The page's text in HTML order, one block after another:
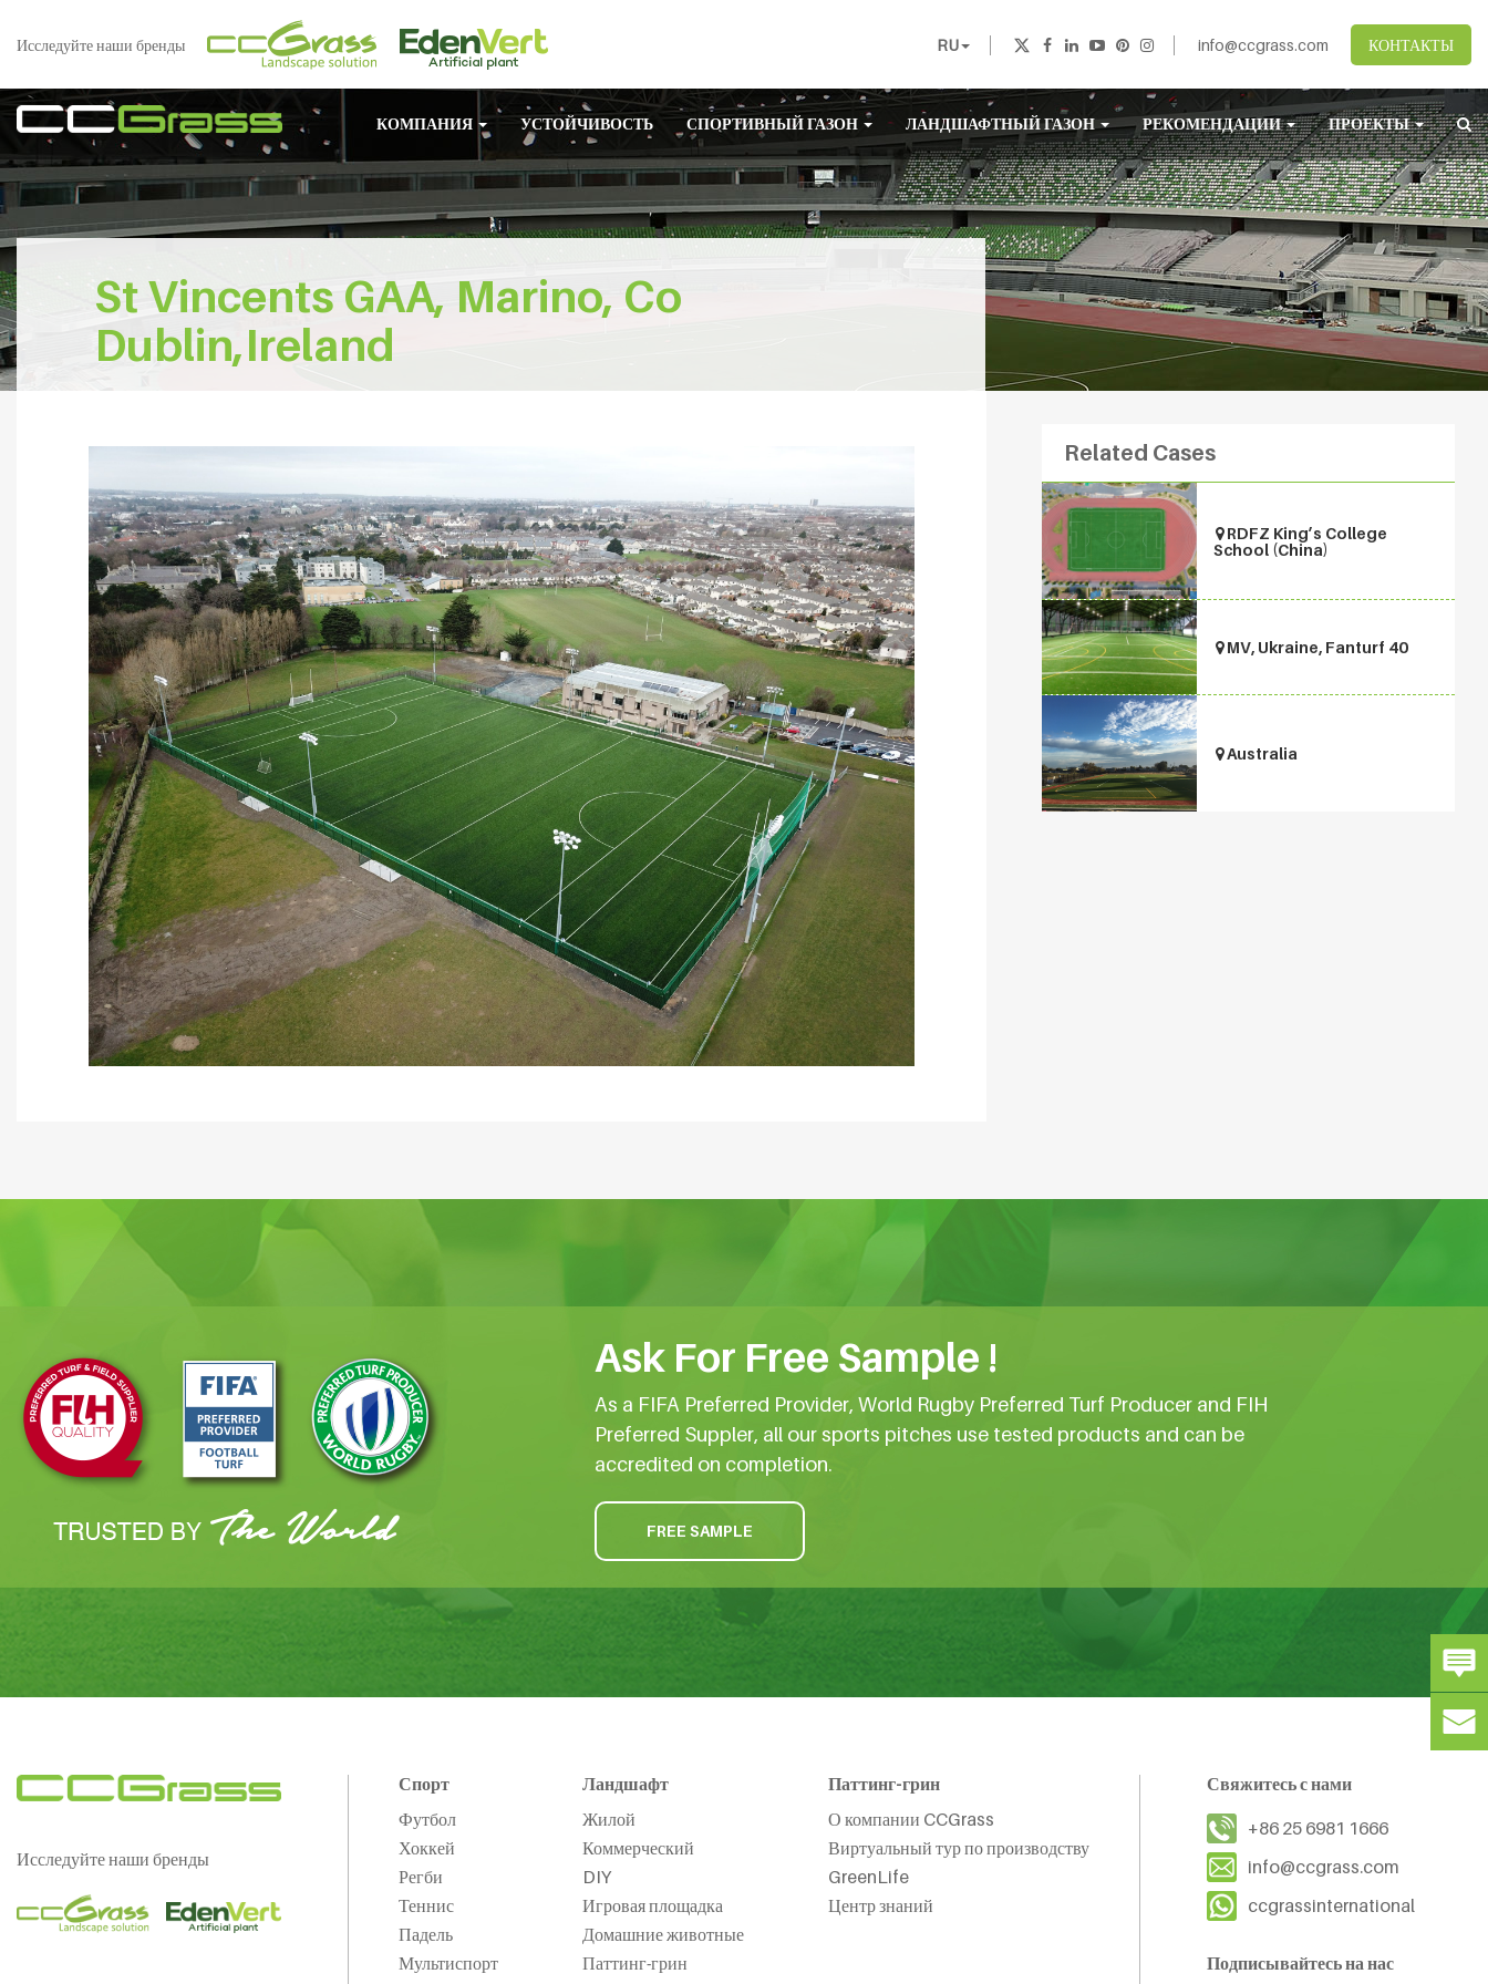
Исследуйте наши бренды RU info@ccgrass.com КОНТАКТЫ
КОМПАНИЯ УСТОЙЧИВОСТЬ СПОРТИВНЫЙ ГАЗОН ЛАНДШАФТНЫЙ ГАЗОН РЕКОМЕНДАЦИИ ПРОЕКТЫ
St Vincents GAA, Marino, Co
Dublin,Ireland
Related Cases
RDFZ King’s College
School (China)
MV, Ukraine, Fanturf 40
Australia
Ask For Free Sample !
As a FIFA Preferred Provider, World Rugby Preferred Turf Producer and FIH
Preferred Suppler, all our sports pitches use tested products and can be
accredited on completion.
FREE SAMPLE
Исследуйте наши бренды
Спорт
Футбол
Хоккей
Регби
Теннис
Падель
Мультиспорт
Ландшафт
Жилой
Коммерческий
DIY
Игровая площадка
Домашние животные
Паттинг-грин
Паттинг-грин
О компании CCGrass
Виртуальный тур по производству
GreenLife
Центр знаний
Свяжитесь с нами
+86 25 6981 1666
info@ccgrass.com
ccgrassinternational
Подписывайтесь на нас